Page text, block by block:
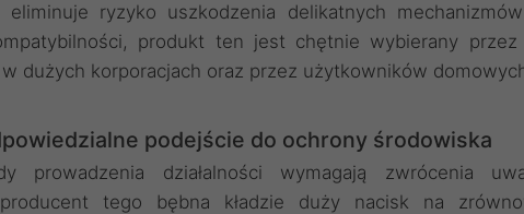
eliminuje ryzyko uszkodzenia delikatnych
produkt ten jest chętnie wybierany przez
dużych korporacjach oraz przez użytkowników
podejście do ochrony środowiska
prowadzenia działalności wymagają zwrócenia
tego bębna kładzie duży nacisk na